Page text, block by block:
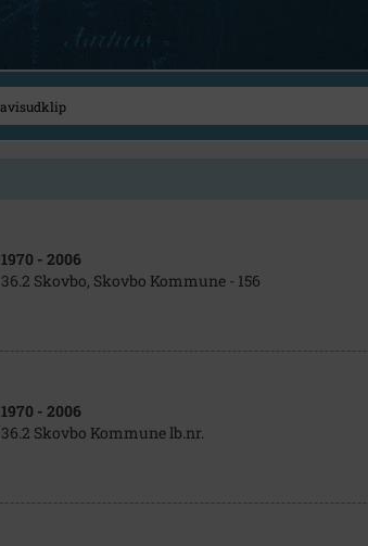
1970 - 2006
36.2 Skovbo, Skovbo Kommune - 156
1970 - 2006
36.2 Skovbo Kommune lb.nr.